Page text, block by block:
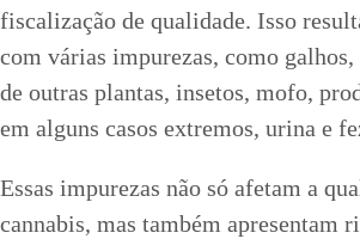
fiscalização de qualidade. Isso
com várias impurezas, como galhos,
de outras plantas, insetos, mofo,
em alguns casos extremos, urina e
Essas impurezas não só afetam a
cannabis, mas também apresentam